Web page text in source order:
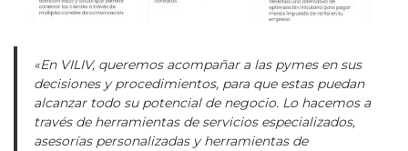
«En VILIV, queremos acompañar a las pymes en sus
decisiones y procedimientos, para que estas puedan
alcanzar todo su potencial de negocio. Lo hacemos a
través de herramientas de servicios especializados,
asesorías personalizadas y herramientas de